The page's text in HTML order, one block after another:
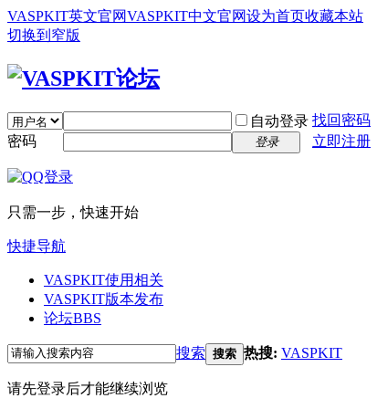
VASPKIT英文官网VASPKIT中文官网设为首页收藏本站
切换到窄版
自动登录 找回密码
密码
登录 立即注册
只需一步，快速开始
快捷导航
VASPKIT使用相关
VASPKIT版本发布
论坛BBS
搜索 搜索 热搜: VASPKIT
请先登录后才能继续浏览